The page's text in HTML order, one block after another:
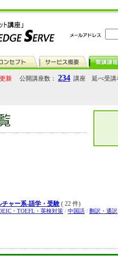
新 公開講座数： 234 講座 延べ受講
チャー系-語学・受験 ( 22 件)
・TOEFL・英検対策 / 中国語 / 翻訳・通訳